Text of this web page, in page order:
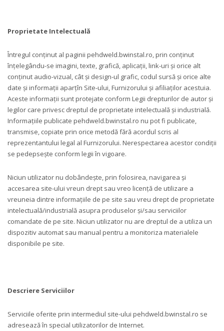
Proprietate Intelectuală
Întregul conținut al paginii pehdweld.bwinstal.ro, prin conținut
înțelegându-se imagini, texte, grafică, aplicații, link-uri și orice alt
conținut audio-vizual, cât și design-ul grafic, codul sursă și orice alte
date și informații aparțîn Site-ului, Furnizorului și afiliaților acestuia.
Aceste informații sunt protejate conform Legii drepturilor de autor și
legilor care privesc dreptul de proprietate intelectuală și industrială.
Informațiile publicate pehdweld.bwinstal.ro nu pot fi publicate,
transmise, copiate prin orice metodă fără acordul scris al
reprezentantului legal al Furnizorului. Nerespectarea acestor condiții
se pedepsește conform legii în vigoare.
Niciun utilizator nu dobândește, prin folosirea, navigarea și
accesarea site-ului vreun drept sau vreo licență de utilizare a
vreuneia dintre informațiile de pe site sau vreu drept de proprietate
intelectuală/industrială asupra produselor și/sau serviciilor
comandate de pe site. Niciun utilizator nu are dreptul de a utiliza un
dispozitiv automat sau manual pentru a monitoriza materialele
disponibile pe site.
Descriere Serviciilor
Serviciile oferite prin intermediul site-ului pehdweld.bwinstal.ro se
adresează în special utilizatorilor de Internet.